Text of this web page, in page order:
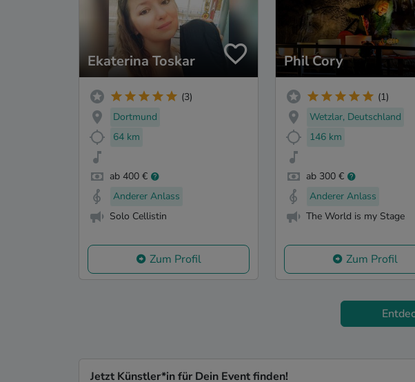
Ekaterina Toskar
(3)
Dortmund
64 km
ab 400 €
Anderer Anlass
Solo Cellistin
Zum Profil
Phil Cory
(1)
Wetzlar, Deutschland
146 km
ab 300 €
Anderer Anlass
The World is my Stage
Zum Profil
Jetzt Künstler*in für Dein Event finden!